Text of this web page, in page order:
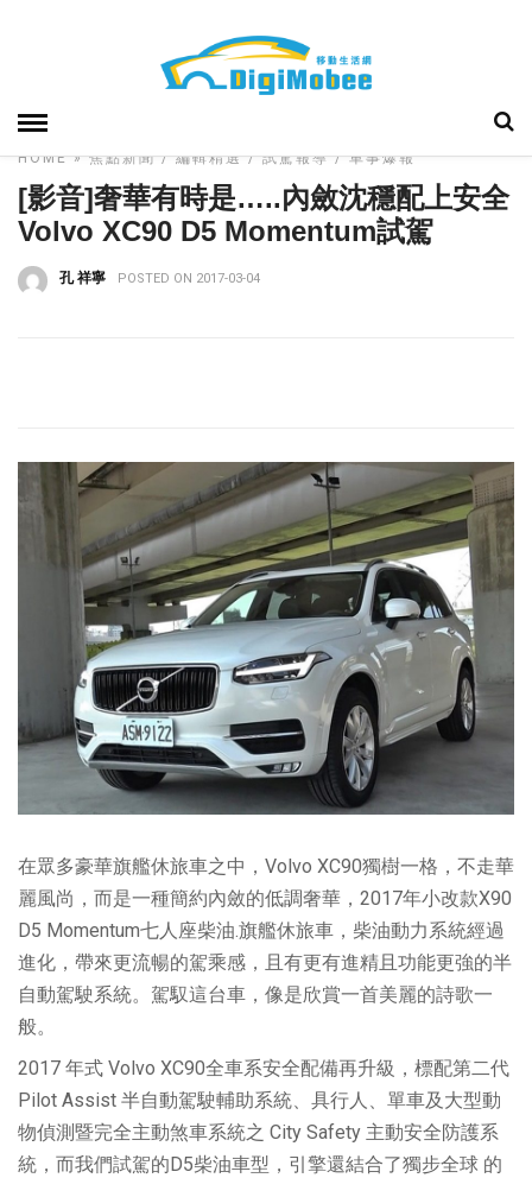
HOME»焦點新聞 編輯精選 試駕報導 車事爆報
[影音]奢華有時是…..內斂沈穩配上安全
Volvo XC90 D5 Momentum試駕
孔 祥寧 POSTED ON 2017-03-04
在眾多豪華旗艦休旅車之中，Volvo XC90獨樹一格，不走華
麗風尚，而是一種簡約內斂的低調奢華，2017年小改款X90
D5 Momentum七人座柴油.旗艦休旅車，柴油動力系統經過
進化，帶來更流暢的駕乘感，且有更有進精且功能更強的半
自動駕駛系統。駕馭這台車，像是欣賞一首美麗的詩歌一
般。
2017 年式 Volvo XC90全車系安全配備再升級，標配第二代
Pilot Assist 半自動駕駛輔助系統、具行人、單車及大型動
物偵測暨完全主動煞車系統之 City Safety 主動安全防護系
統，而我們試駕的D5柴油車型，引擎還結合了獨步全球 的